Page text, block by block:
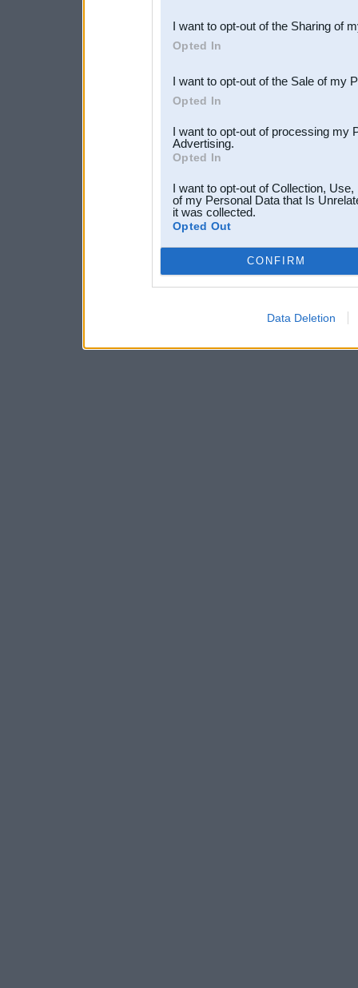
Downstream Participants
third parties.
I want to opt-out of the Sharing of
Opted In
I want to opt-out of the Sale of my
Opted In
I want to opt-out of processing my
Advertising.
Opted In
I want to opt-out of Collection,
of my Personal Data that Is
it was collected.
Opted Out
CONFIRM
Data Deletion